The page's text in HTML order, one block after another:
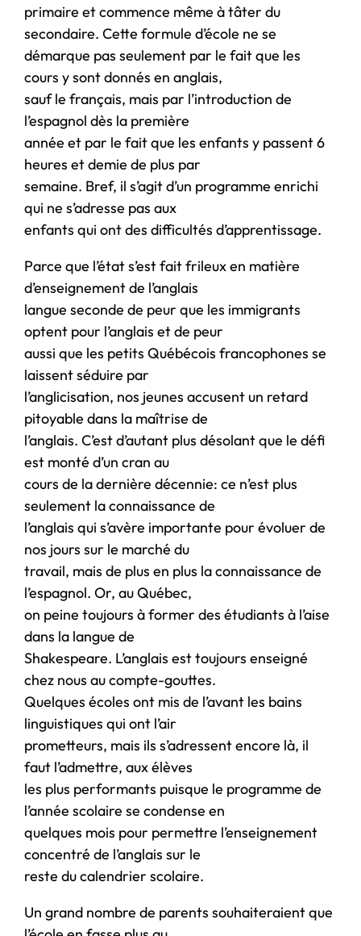
primaire et commence même à tâter du
secondaire. Cette formule d’école ne se
démarque pas seulement par le fait que les
cours y sont donnés en anglais,
sauf le français, mais par l’introduction de
l’espagnol dès la première
année et par le fait que les enfants y passent 6
heures et demie de plus par
semaine. Bref, il s’agit d’un programme enrichi
qui ne s’adresse pas aux
enfants qui ont des difficultés d’apprentissage.
Parce que l’état s’est fait frileux en matière
d’enseignement de l’anglais
langue seconde de peur que les immigrants
optent pour l’anglais et de peur
aussi que les petits Québécois francophones se
laissent séduire par
l’anglicisation, nos jeunes accusent un retard
pitoyable dans la maîtrise de
l’anglais. C’est d’autant plus désolant que le défi
est monté d’un cran au
cours de la dernière décennie: ce n’est plus
seulement la connaissance de
l’anglais qui s’avère importante pour évoluer de
nos jours sur le marché du
travail, mais de plus en plus la connaissance de
l’espagnol. Or, au Québec,
on peine toujours à former des étudiants à l’aise
dans la langue de
Shakespeare. L’anglais est toujours enseigné
chez nous au compte-gouttes.
Quelques écoles ont mis de l’avant les bains
linguistiques qui ont l’air
prometteurs, mais ils s’adressent encore là, il
faut l’admettre, aux élèves
les plus performants puisque le programme de
l’année scolaire se condense en
quelques mois pour permettre l’enseignement
concentré de l’anglais sur le
reste du calendrier scolaire.
Un grand nombre de parents souhaiteraient que